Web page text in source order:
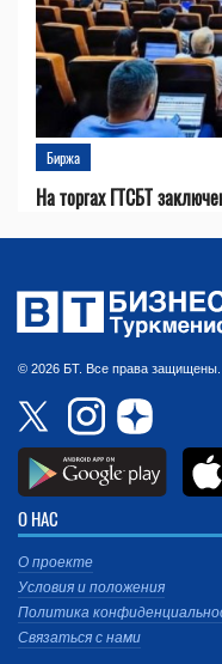
Биржа
На торгах ГТСБТ
© 2026 БТ. Все права защищены.
О НАС
О проекте
Условия и положения
Политика
Связаться с нами